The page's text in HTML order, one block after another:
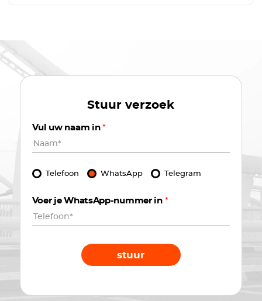
Stuur verzoek
Vul uw naam in*
Telefoon WhatsApp Telegram
Voer je WhatsApp-nummer in *
stuur